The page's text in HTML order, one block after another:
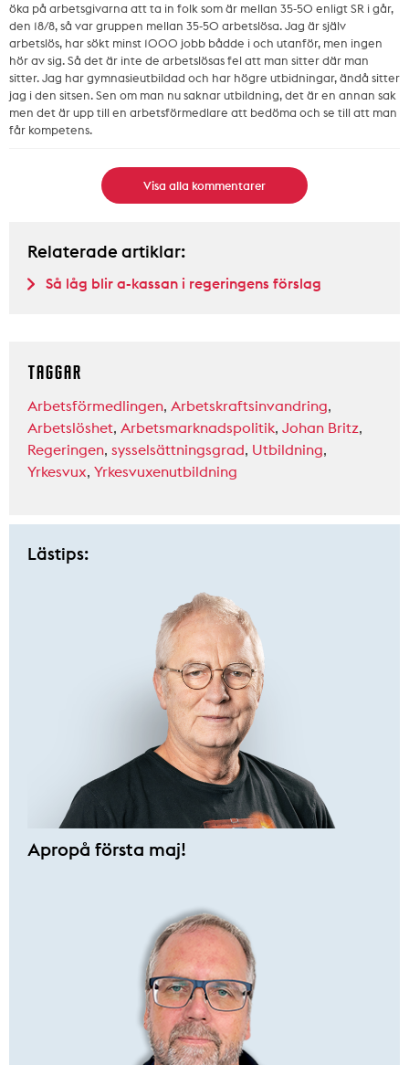
öka på arbetsgivarna att ta in folk som är mellan 35-50 enligt SR i går,
den 18/8, så var gruppen mellan 35-50 arbetslösa. Jag är själv
arbetslös, har sökt minst 1000 jobb bådde i och utanför, men ingen
hör av sig. Så det är inte de arbetslösas fel att man sitter där man
sitter. Jag har gymnasieutbildad och har högre utbidningar, ändå sitter
jag i den sitsen. Sen om man nu saknar utbildning, det är en annan sak
men det är upp till en arbetsförmedlare att bedöma och se till att man
får kompetens.
Visa alla kommentarer
Relaterade artiklar:
Så låg blir a-kassan i regeringens förslag
TAGGAR
Arbetsförmedlingen, Arbetskraftsinvandring,
Arbetslöshet, Arbetsmarknadspolitik, Johan Britz,
Regeringen, sysselsättningsgrad, Utbildning,
Yrkesvux, Yrkesvuxenutbildning
Lästips:
Apropå första maj!